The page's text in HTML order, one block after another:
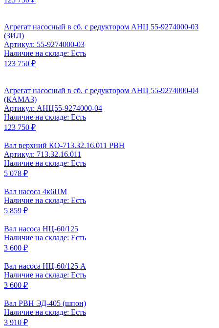
Агрегат насосный в сб. с редуктором АНЦ 55-9274000-03
(ЗИЛ)
Артикул: 55-9274000-03
Наличие на складе: Есть
123 750 ₽
Агрегат насосный в сб. с редуктором АНЦ 55-9274000-04
(КАМАЗ)
Артикул: АНЦ55-9274000-04
Наличие на складе: Есть
123 750 ₽
Вал верхний КО-713.32.16.011 РВН
Артикул: 713.32.16.011
Наличие на складе: Есть
5 078 ₽
Вал насоса 4к6ПМ
Наличие на складе: Есть
5 859 ₽
Вал насоса НЦ-60/125
Наличие на складе: Есть
3 600 ₽
Вал насоса НЦ-60/125 А
Наличие на складе: Есть
3 600 ₽
Вал РВН ЭД-405 (шпон)
Наличие на складе: Есть
3 910 ₽